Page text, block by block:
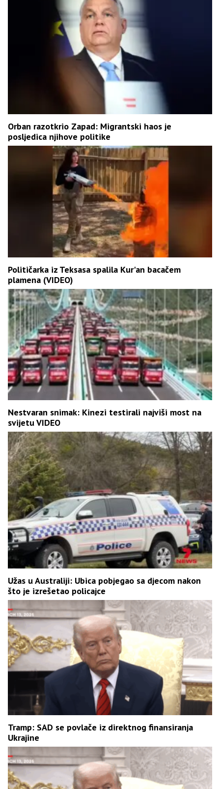
Orban razotkrio Zapad: Migrantski haos je
posljedica njihove politike
Političarka iz Teksasa spalila Kur'an bacačem
plamena (VIDEO)
Nestvaran snimak: Kinezi testirali najviši most na
svijetu VIDEO
Užas u Australiji: Ubica pobjegao sa djecom nakon
što je izrešetao policajce
Tramp: SAD se povlače iz direktnog finansiranja
Ukrajine